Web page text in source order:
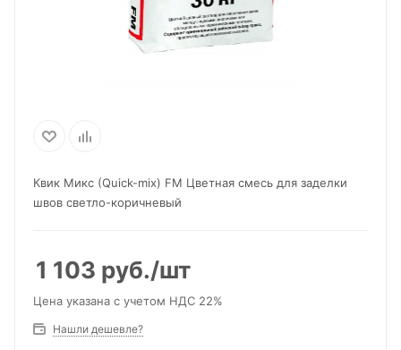
Квик Микс (Quick-mix) FM Цветная смесь для заделки
швов светло-коричневый
1 103 руб./шт
Цена указана с учетом НДС 22%
Нашли дешевле?